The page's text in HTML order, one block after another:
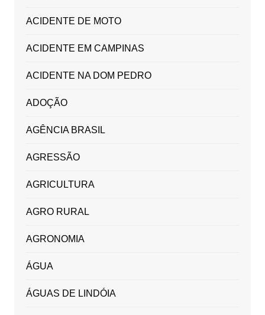
ACIDENTE DE MOTO
ACIDENTE EM CAMPINAS
ACIDENTE NA DOM PEDRO
ADOÇÃO
AGÊNCIA BRASIL
AGRESSÃO
AGRICULTURA
AGRO RURAL
AGRONOMIA
ÁGUA
ÁGUAS DE LINDÓIA